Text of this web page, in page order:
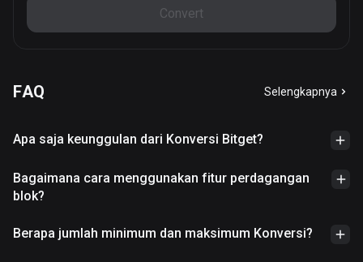
Convert
FAQ Selengkapnya
Apa saja keunggulan dari Konversi Bitget?
Bagaimana cara menggunakan fitur perdagangan
blok?
Berapa jumlah minimum dan maksimum Konversi?